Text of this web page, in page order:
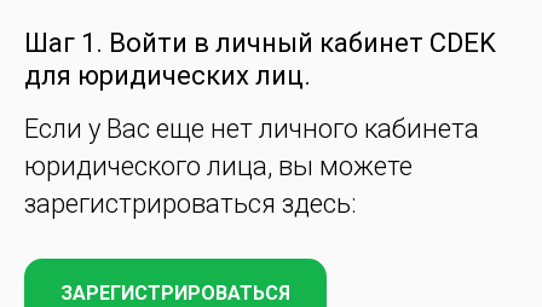
Шаг 1. Войти в личный кабинет CDEK
для юридических лиц.
Если у Вас еще нет личного кабинета
юридического лица, вы можете
зарегистрироваться здесь:
ЗАРЕГИСТРИРОВАТЬСЯ